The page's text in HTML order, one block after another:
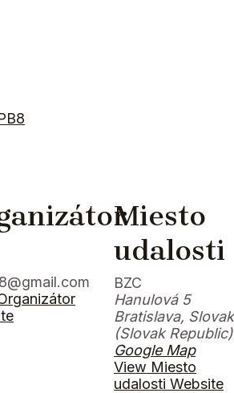
Miesto
udalosti
BZC
Hanulová 5
Bratislava,
(Slovak Republic)
Google Map
View Miesto
udalosti Website